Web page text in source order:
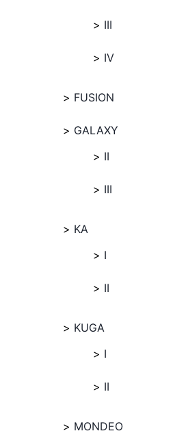
III
IV
FUSION
GALAXY
II
III
KA
I
II
KUGA
I
II
MONDEO